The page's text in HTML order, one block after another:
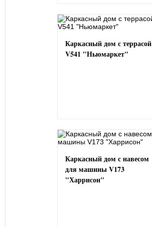
Каркасный дом с террасой
V541 "Ньюмаркет"
Каркасный дом с навесом
для машины V173
"Харрисон"